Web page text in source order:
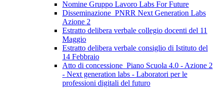
Nomine Gruppo Lavoro Labs For Future
Disseminazione_PNRR Next Generation Labs
Azione 2
Estratto delibera verbale collegio docenti del 11
Maggio
Estratto delibera verbale consiglio di Istituto del
14 Febbraio
Atto di concessione_Piano Scuola 4.0 - Azione 2
- Next generation labs - Laboratori per le
professioni digitali del futuro